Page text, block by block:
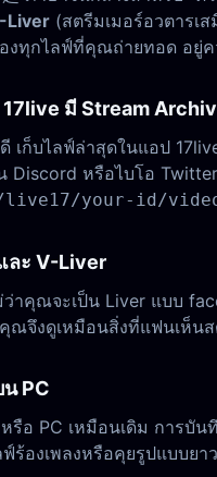
Liver (สตรีมเมอร์อวตารเ
งทุกไลฟ์ที่คุณถ่ายทอด อยู่
มี Stream
ดี เก็บไลฟ์ล่าสุดในแอป
หรือไบโอ
live17/your-id/
ละ V-Liver
าคุณจะเป็น Liver แบบ
ณจึงดูเหมือนสิ่งที่แฟนเห็น
PC
รือ PC เหมือนเดิม การบั
ร้องเพลงหรือคุยรูปแบบยา